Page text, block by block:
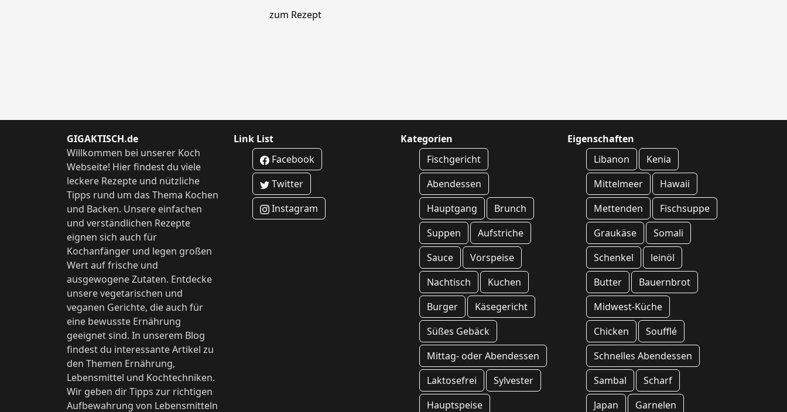
zum Rezept
GIGAKTISCH.de
Willkommen bei unserer Koch
Webseite! Hier findest du viele
leckere Rezepte und nützliche
Tipps rund um das Thema Kochen
und Backen. Unsere einfachen
und verständlichen Rezepte
eignen sich auch für
Kochanfänger und legen großen
Wert auf frische und
ausgewogene Zutaten. Entdecke
unsere vegetarischen und
veganen Gerichte, die auch für
eine bewusste Ernährung
geeignet sind. In unserem Blog
findest du interessante Artikel zu
den Themen Ernährung,
Lebensmittel und Kochtechniken.
Wir geben dir Tipps zur richtigen
Aufbewahrung von Lebensmitteln
Link List
Facebook
Twitter
Instagram
Kategorien
Fischgericht
Abendessen
Hauptgang
Brunch
Suppen
Aufstriche
Sauce
Vorspeise
Nachtisch
Kuchen
Burger
Käsegericht
Süßes Gebäck
Mittag- oder Abendessen
Laktosefrei
Sylvester
Hauptspeise
Eigenschaften
Libanon
Kenia
Mittelmeer
Hawaii
Mettenden
Fischsuppe
Graukäse
Somali
Schenkel
leinöl
Butter
Bauernbrot
Midwest-Küche
Chicken
Soufflé
Schnelles Abendessen
Sambal
Scharf
Japan
Garnelen